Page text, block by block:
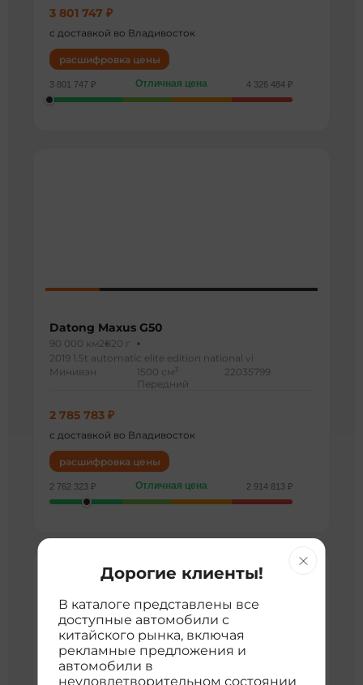
3 801 747 ₽
с доставкой во Владивосток
расшифровка цены
3 801 747 ₽ Отличная цена 4 326 484 ₽
Datong Maxus G50
90 000 км2020 г
2019 1.5t automatic elite edition national vi
Минивэн
1500 см 3
Передний
22035799
2 785 783 ₽
с доставкой во Владивосток
расшифровка цены
2 762 323 ₽ Отличная цена 2 914 813 ₽
Дорогие клиенты!
В каталоге представлены все
доступные автомобили с
китайского рынка, включая
рекламные предложения и
автомобили в
неудовлетворительном состоянии